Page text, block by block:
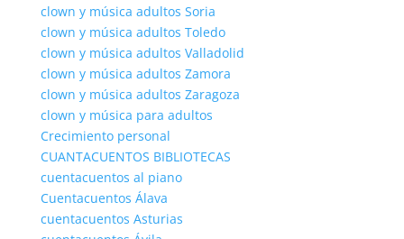
clown y música adultos Soria
clown y música adultos Toledo
clown y música adultos Valladolid
clown y música adultos Zamora
clown y música adultos Zaragoza
clown y música para adultos
Crecimiento personal
CUANTACUENTOS BIBLIOTECAS
cuentacuentos al piano
Cuentacuentos Álava
cuentacuentos Asturias